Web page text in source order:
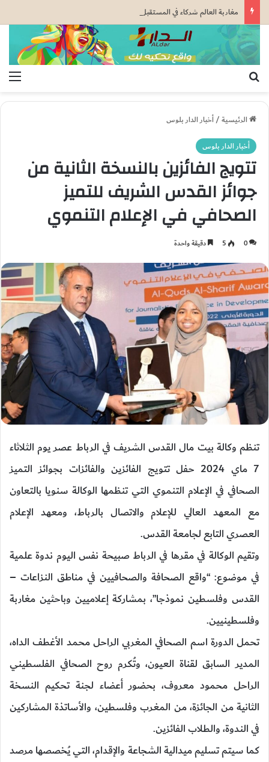
الرئيسية/أخبار الدار بلوس
أخبار الدار بلوس
تتويج الفائزين بالنسخة الثانية من
جوائز القدس الشريف للتميز
الصحافي في الإعلام التنموي
0
5 دقيقة واحدة
تنظم وكالة بيت مال القدس الشريف في الرباط عصر يوم الثلاثاء
7 ماي 2024 حفل تتويج الفائزين والفائزات بجوائز التميز
الصحافي في الإعلام التنموي التي تنظمها الوكالة سنويا بالتعاون
مع المعهد العالي للإعلام والاتصال بالرباط، ومعهد الإعلام
العصري التابع لجامعة القدس.
وتقيم الوكالة في مقرها في الرباط صبيحة نفس اليوم ندوة علمية
في موضوع: “واقع الصحافة والصحافيين في مناطق النزاعات –
القدس وفلسطين نموذجا”، بمشاركة إعلاميين وباحثين مغاربة
وفلسطينيين.
تحمل الدورة اسم الصحافي المغربي الراحل محمد الأغطف الداه،
المدير السابق لقناة العيون، وتُكرم روح الصحافي الفلسطيني
الراحل محمود معروف، بحضور أعضاء لجنة تحكيم النسخة
الثانية من الجائزة، من المغرب وفلسطين، والأساتذة المشاركين
في الندوة، والطلاب الفائزين.
كما سيتم تسليم ميدالية الشجاعة والإقدام، التي يُخصصها مرصد